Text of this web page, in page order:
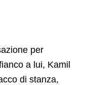
per
a lui, Kamil
di stanza,